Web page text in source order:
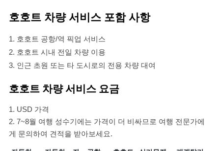
호호트 차량 서비스 포함 사항
1. 호호트 공항/역 픽업 서비스
2. 호호트 시내 전일 차량 이용
3. 인근 초원 또는 타 도시로의 전용 차량 대여
호호트 차량 서비스 요금
1. USD 가격
2. 7~8월 여행 성수기에는 가격이 더 비싸므로 여행 전문가에
게 문의하여 견적을 받아보세요.